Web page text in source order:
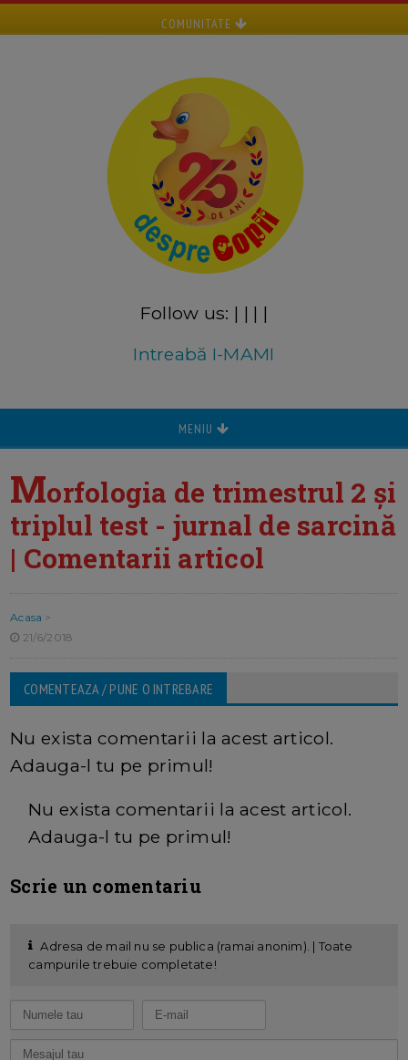
COMUNITATE
Follow us: | | | |
Intreabă I-MAMI
MENIU
Morfologia de trimestrul 2 și
triplul test - jurnal de sarcină
| Comentarii articol
Acasa >
21/6/2018
COMENTEAZA / PUNE O INTREBARE
Nu exista comentarii la acest articol.
Adauga-l tu pe primul!
Nu exista comentarii la acest articol.
Adauga-l tu pe primul!
Scrie un comentariu
Adresa de mail nu se publica (ramai anonim). | Toate
campurile trebuie completate!